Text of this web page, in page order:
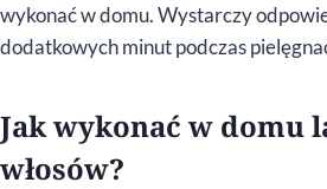
wykonać w domu. Wystarczy
dodatkowych minut podczas
Jak wykonać w domu
włosów?